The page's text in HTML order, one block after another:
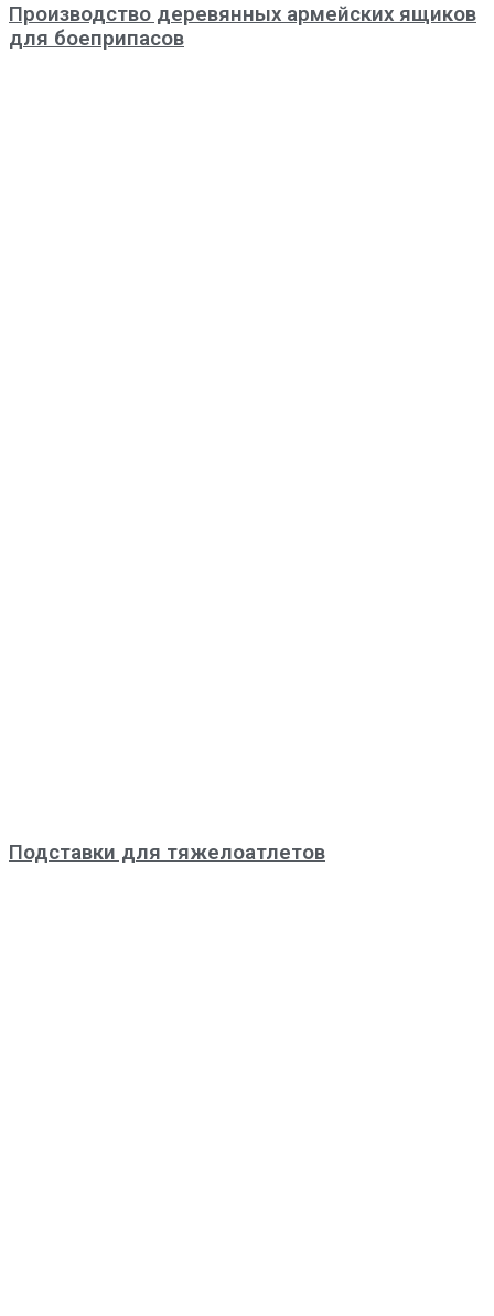
Производство деревянных армейских ящиков
для боеприпасов
Подставки для тяжелоатлетов